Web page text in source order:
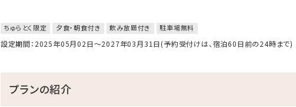
ちゅらとく限定 夕食・朝食付き 飲み放題付き 駐車場無料
設定期間：2025年05月02日～2027年03月31日(予約受付けは、宿泊60日前の24時まで)
プランの紹介